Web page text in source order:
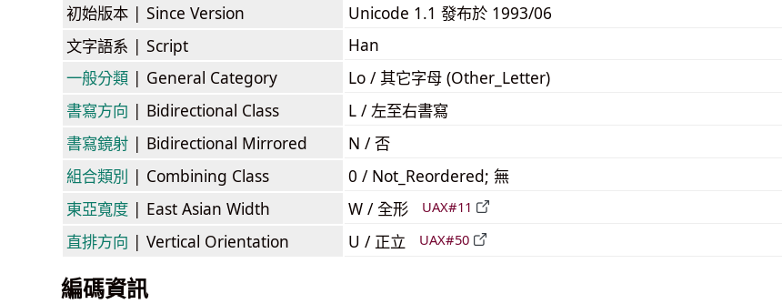
初始版本 | Since Version
Unicode 1.1 發布於 1993/06
文字語系 | Script
Han
一般分類 | General Category
Lo / 其它字母 (Other_Letter)
書寫方向 | Bidirectional Class
L / 左至右書寫
書寫鏡射 | Bidirectional Mirrored
N / 否
組合類別 | Combining Class
0 / Not_Reordered; 無
東亞寬度 | East Asian Width W / 全形 UAX#11
直排方向 | Vertical Orientation U / 正立 UAX#50
編碼資訊